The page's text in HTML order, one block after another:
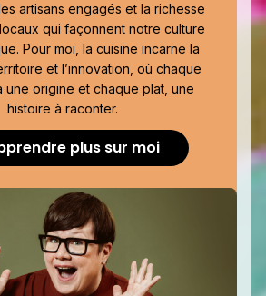
artisans engagés et la richesse
qui façonnent notre culture
Pour moi, la cuisine incarne la
et l’innovation, où chaque
une origine et chaque plat, une
histoire à raconter.
plus sur moi